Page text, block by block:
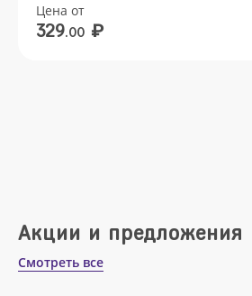
Цена от
329.00 ₽
Акции и предложения
Смотреть все